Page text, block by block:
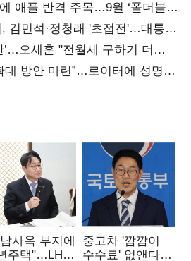
애플 반격 주목…9월 ‘폴더블
김민석·정청래 '초접전'…대통령
합)
’…오세훈 "전월세 구하기 더
대 방안 마련”…로이터에 성명
사옥 부지에
주택"…LH도
중고차 '깜깜이
수수료' 없앤다…